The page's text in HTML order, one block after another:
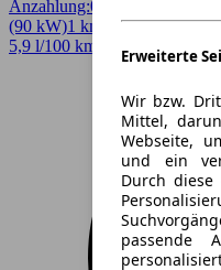
Anzahlung:0,00 €
(90 kW)1 km EZ 08/2026
5,9 l/100 km (komb.)* · 133
Erweiterte
Wir bzw.
Mittel,
Webseite,
und ein
Durch
passende